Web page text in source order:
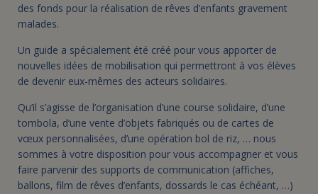
des fonds pour la réalisation de rêves d’enfants gravement
malades.
Un guide a spécialement été créé pour vous apporter de
nouvelles idées de mobilisation qui permettront à vos élèves
de devenir eux-mêmes des acteurs solidaires.
Qu’il s’agisse de l’organisation d’une course solidaire, d’une
tombola, d’une vente d’objets fabriqués ou de cartes de
vœux personnalisées, d’une opération bol de riz, … nous
sommes à votre disposition pour vous accompagner et vous
faire parvenir des supports de communication (affiches,
ballons, film de rêves d’enfants, dossards le cas échéant, …)